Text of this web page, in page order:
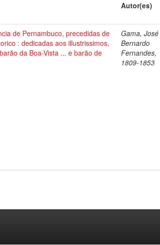
Autor(es)
de Pernambuco, precedidas de
: dedicadas aos illustrissimos,
da Boa-Vista ... e barão de
Gama, José
Bernardo
Fernandes,
1809-1853